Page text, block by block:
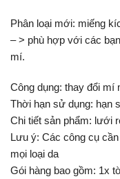
Phân loại mới: miếng
– > phù hợp với các
mí.
Công dụng: thay đổi mí
Thời hạn sử dụng: hạn
Chi tiết sản phẩm: lưới
Lưu ý: Các công cụ
mọi loại da
Gói hàng bao gồm: 1x